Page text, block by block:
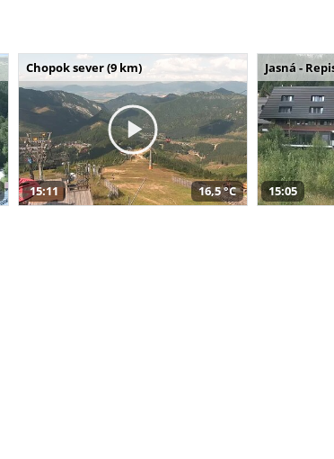
Chopok sever (9 km)
15:11 16,5 °C
Jasná -
15:05